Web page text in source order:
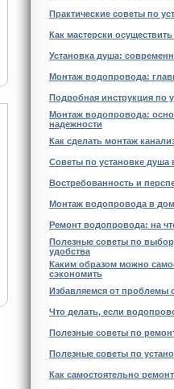
Практические советы по
Как мастерски
Установка душа:
Монтаж водопровода:
Подробная инструкция по
Монтаж водопровода:
надежности
Как сделать монтаж
Советы по установке душа
Востребованность и
Монтаж водопровода в
Ремонт водопровода: на
Полезные советы по
удобства
Каким образом можно
сэкономить
Избавляемся от проблемы
Что делать, если
Полезные советы по
Полезные советы по
Как самостоятельно